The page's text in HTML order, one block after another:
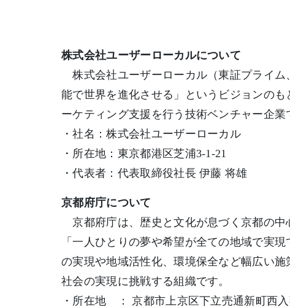
株式会社ユーザーローカルについて
株式会社ユーザーローカル（東証プライム
能で世界を進化させる」というビジョンの
ーケティング支援を行う技術ベンチャー企業
・社名：株式会社ユーザーローカル
・所在地：東京都港区芝浦3-1-21
・代表者：代表取締役社長 伊藤 将雄
京都府庁について
京都府庁は、歴史と文化が息づく京都の中
「一人ひとりの夢や希望が全ての地域で実
の実現や地域活性化、環境保全など幅広い
社会の実現に挑戦する組織です。
・所在地 ： 京都市上京区下立売通新町西